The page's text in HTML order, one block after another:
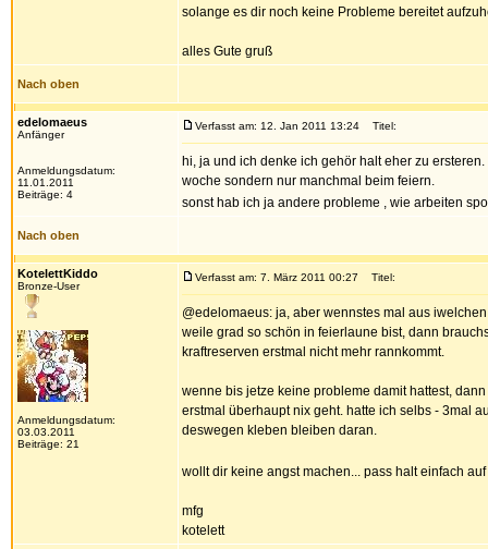
solange es dir noch keine Probleme bereitet
alles Gute gruß
Nach oben
edelomaeus
Anfänger
Anmeldungsdatum:
11.01.2011
Beiträge: 4
Verfasst am: 12. Jan 2011 13:24 Titel:
hi, ja und ich denke ich gehör halt eher zu
woche sondern nur manchmal beim feiern.
sonst hab ich ja andere probleme , wie arbeiten
Nach oben
KotelettKiddo
Bronze-User
Anmeldungsdatum:
03.03.2011
Beiträge: 21
Verfasst am: 7. März 2011 00:27 Titel:
@edelomaeus: ja, aber wennstes mal aus
weile grad so schön in feierlaune bist, dann
kraftreserven erstmal nicht mehr rannkommt.
wenne bis jetze keine probleme damit hattest,
erstmal überhaupt nix geht. hatte ich selbs - 3mal
deswegen kleben bleiben daran.
wollt dir keine angst machen... pass halt einfach
mfg
kotelett